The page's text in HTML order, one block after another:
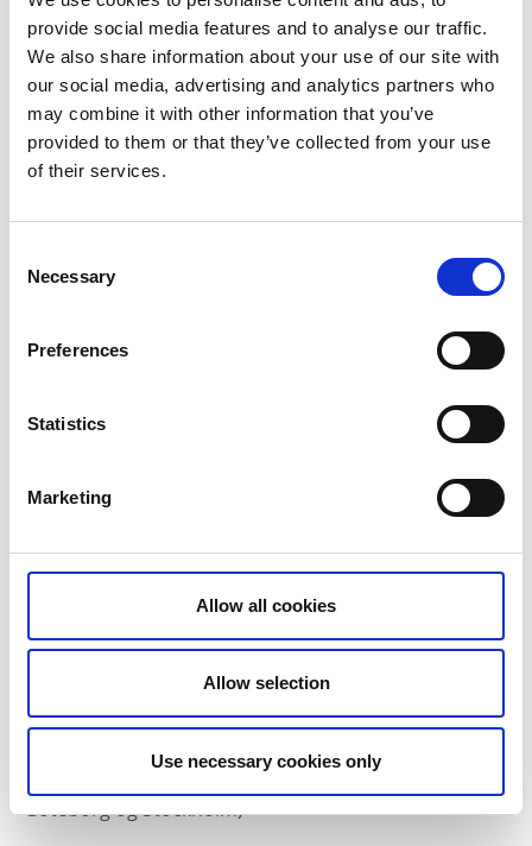
provide social media features and to analyse our traffic.
We also share information about your use of our site with
our social media, advertising and analytics partners who
may combine it with other information that you’ve
provided to them or that they’ve collected from your use
of their services.
Selection
Necessary
Preferences
Statistics
Marketing
Allow all cookies
Allow selection
Use necessary cookies only
gjennom Göteborg. Bortsett fra en rushtidsavgift i
Göteborg og Stockholm, er svenske veier avgiftsfrie.
Avgiften påløper alle biler som kjører gjennom
Göteborg mandag-fredag, og bileieren faktureres
automatisk.
Trafikkinformasjon
For aktuell informasjon om hendelser, veiarbeid eller
andre forstyrrelser, seTrafikgoteborg.seog
Trafiken.nu
Kjekt å vite når du kjører bil i Sverige
Göteborg og Stockholm)